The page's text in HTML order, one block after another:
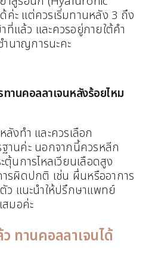
ค่ะ แต่ควรเริ่มทานหลัง 3 ถึง
ที่แล้ว และควรอยู่ภายใต้คำ
นาญการนะคะ
ทานคอลลาเจนหลังร้อยไหม
งทำ และควรเลือก
นค่ะ นอกจากนี้ควรหลีก
นการไหลเวียนเลือดสูง
รผิดปกติ เช่น ผื่นหรืออาการ
ว แนะนำให้ปรึกษาแพทย์
สมอค่ะ
ทานคอลลาเจนได้